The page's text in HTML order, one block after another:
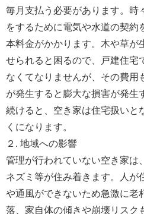
毎月支払う必要があります。時
をするために電気や水道の契約
本料金がかかります。木や草が
せられると困るので、戸建住宅
なくてなりませんが、その費用
が発生すると膨大な損害が発生
続けると、空き家は住宅扱いと
くになります。
２. 地域への影響
管理が行われていない空き家は
ネズミ等が住み着きます。人が
や通風ができないため急激に老
落、家自体の傾きや崩壊リスク